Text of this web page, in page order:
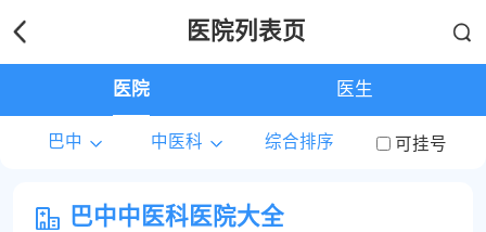
医院列表页
医院 医生
巴中 中医科 综合排序 可挂号
巴中中医科医院大全